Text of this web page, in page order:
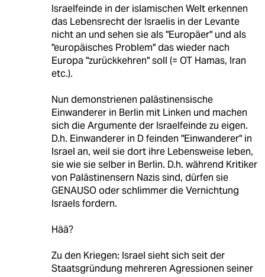
Israelfeinde in der islamischen Welt erkennen
das Lebensrecht der Israelis in der Levante
nicht an und sehen sie als "Europäer" und als
"europäisches Problem" das wieder nach
Europa "zurückkehren" soll (= OT Hamas, Iran
etc.).
Nun demonstrienen palästinensische
Einwanderer in Berlin mit Linken und machen
sich die Argumente der Israelfeinde zu eigen.
D.h. Einwanderer in D feinden "Einwanderer" in
Israel an, weil sie dort ihre Lebensweise leben,
sie wie sie selber in Berlin. D.h. während Kritiker
von Palästinensern Nazis sind, dürfen sie
GENAUSO oder schlimmer die Vernichtung
Israels fordern.
Hää?
Zu den Kriegen: Israel sieht sich seit der
Staatsgründung mehreren Agressionen seiner